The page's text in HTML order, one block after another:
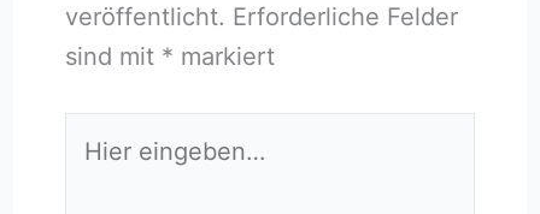
veröffentlicht. Erforderliche Felder
sind mit * markiert
eingeben…